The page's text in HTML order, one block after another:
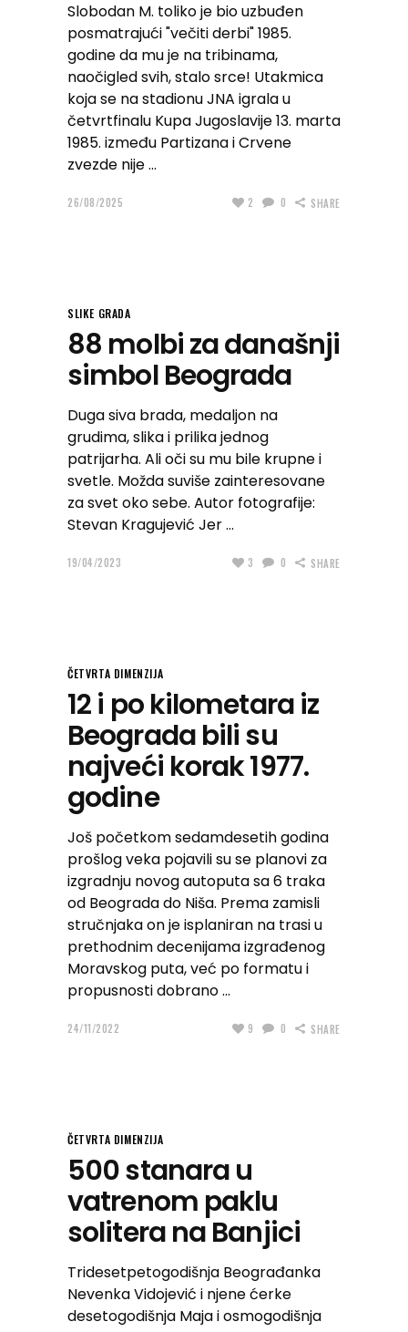
Slobodan M. toliko je bio uzbuđen
posmatrajući "večiti derbi" 1985.
godine da mu je na tribinama,
naočigled svih, stalo srce! Utakmica
koja se na stadionu JNA igrala u
četvrtfinalu Kupa Jugoslavije 13. marta
1985. između Partizana i Crvene
zvezde nije
26/08/2025 2 0 SHARE
SLIKE GRADA
88 molbi za današnji
simbol Beograda
Duga siva brada, medaljon na
grudima, slika i prilika jednog
patrijarha. Ali oči su mu bile krupne i
svetle. Možda suviše zainteresovane
za svet oko sebe. Autor fotografije:
Stevan Kragujević Jer
19/04/2023 3 0 SHARE
ČETVRTA DIMENZIJA
12 i po kilometara iz
Beograda bili su
najveći korak 1977.
godine
Još početkom sedamdesetih godina
prošlog veka pojavili su se planovi za
izgradnju novog autoputa sa 6 traka
od Beograda do Niša. Prema zamisli
stručnjaka on je isplaniran na trasi u
prethodnim decenijama izgrađenog
Moravskog puta, već po formatu i
propusnosti dobrano
24/11/2022 9 0 SHARE
ČETVRTA DIMENZIJA
500 stanara u
vatrenom paklu
solitera na Banjici
Tridesetpetogodišnja Beograđanka
Nevenka Vidojević i njene ćerke
desetogodišnja Maja i osmogodišnja